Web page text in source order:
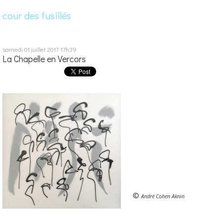
cour des fusillés
samedi 01 juillet 201717h39
La Chapelle en Vercors
©André Cohen Aknin